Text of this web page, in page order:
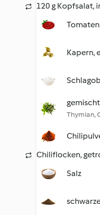
120 g Kopfsalat,
Kapern,
Thymian,
Chiliflocken,
Salz